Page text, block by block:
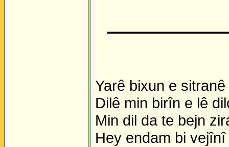
Yarê bixun e
Dilê min birîn e lê
Min dil da te bejn
Hey endam bi